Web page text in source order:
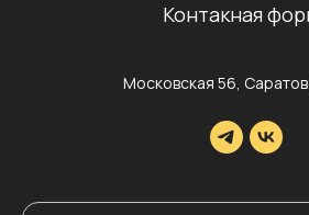
Контакная
Московская 56,